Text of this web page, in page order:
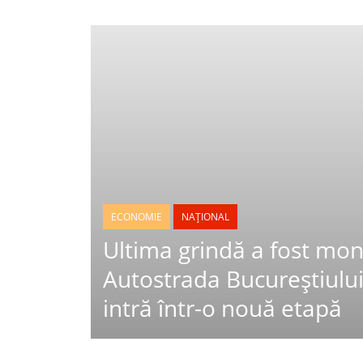
ECONOMIE NAȚIONAL
Ultima grindă a fost
Autostrada
intră într-o nouă etapă